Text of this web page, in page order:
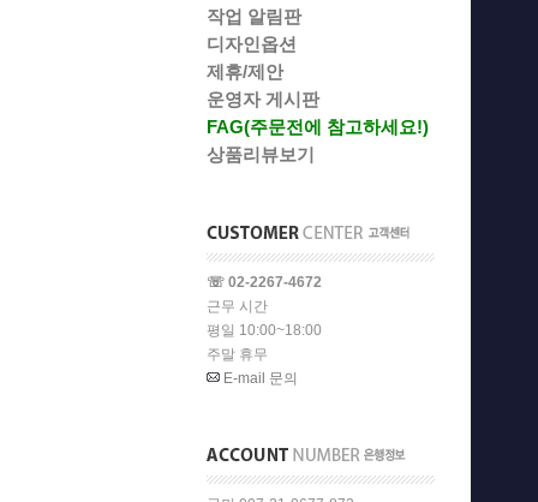
작업 알림판
디자인옵션
제휴/제안
운영자 게시판
FAG(주문전에 참고하세요!)
상품리뷰보기
☏ 02-2267-4672
근무 시간
평일 10:00~18:00
주말 휴무
E-mail 문의